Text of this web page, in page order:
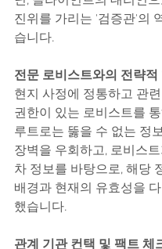
진위를 가리는 '검증관'의
습니다.
전문 로비스트와의 전략적
현지 사정에 정통하고 관
권한이 있는 로비스트를
루트로는 뚫을 수 없는 정
장벽을 우회하고, 로비스
차 정보를 바탕으로, 해당
배경과 현재의 유효성을
했습니다.
관계 기관 컨택 및 팩트 체